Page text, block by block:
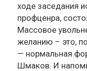
ходе заседания
профценра,
Массовое
желанию – это,
— нормальная
Шмаков. И